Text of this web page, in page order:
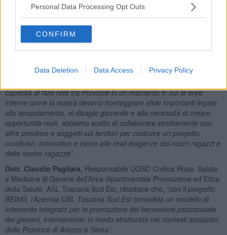
Personal Data Processing Opt Outs
CONFIRM
Data Deletion Data Access Privacy Policy
competenze relazionali e alla costruzione di reti territoriali integrate.
quanto riguarda la Toscana, ilprogetto BEINGmette in rete
istituzioni, scuola, studenti, sanità e terzo settore e questo è un
aspetto che ne qualifica il valore progettuale e le attività che si
andranno a realizzare nei vari territori”
ha insistito sull’importanza di questa collaborazione tra
capacità di fare rete tra Provincein un momento in cui le aree
interne come la nostra devono fronteggiare sfide importanti legate
allo spopolamento, al disagio giovanile e alla necessità di creare
opportunità reali, abbiamo scelto di collaborare strettamente con
altre province e soggetti sui territori per costruire un progetto
condiviso, innovativo e vicino alle reali esigenze dei nostri ragazzi e
delle nostre ragazze”.
Dott. Claudio Pagliara, Responsabile UOSD Codice Rosa, Salute
e Medicina di Genere dell’Area dipartimentale Promozione ed Etica
della Salute, ASL Toscana Sud Est, ribadisce che, “con il progetto
BEING, l’Azienda USL Toscana Sud Est consolida un modello di
intervento integrato per la promozione del benessere psicosociale
dei giovani, intervenendo in modo strutturato nei contesti scolastici
delle Province di Arezzo e Siena”.